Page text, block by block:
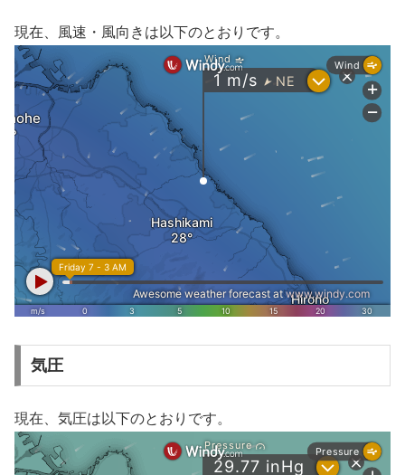
現在、風速・風向きは以下のとおりです。
気圧
現在、気圧は以下のとおりです。